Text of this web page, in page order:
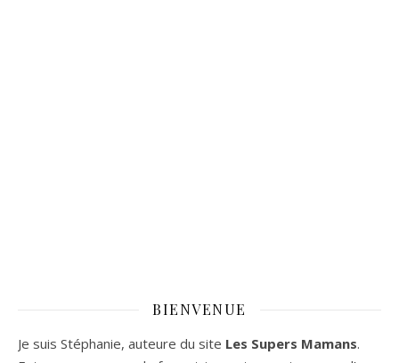
BIENVENUE
Je suis Stéphanie, auteure du site Les Supers Mamans.